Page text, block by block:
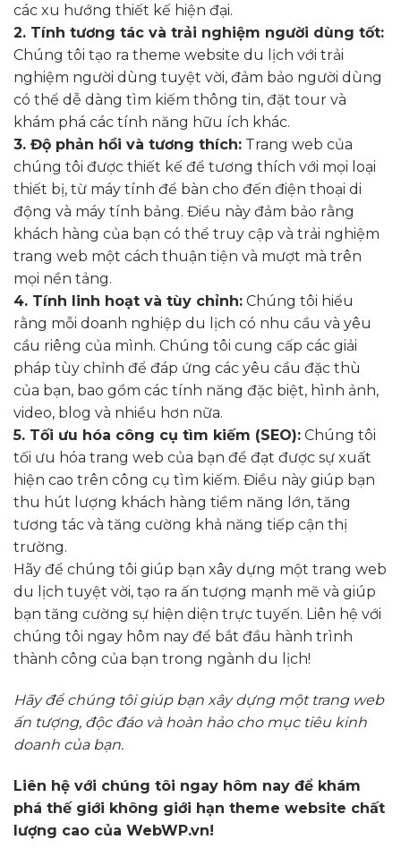
các xu hướng thiết kế hiện đại.
2. Tính tương tác và trải nghiệm người dùng tốt:
Chúng tôi tạo ra theme website du lịch với trải
nghiệm người dùng tuyệt vời, đảm bảo người dùng
có thể dễ dàng tìm kiếm thông tin, đặt tour và
khám phá các tính năng hữu ích khác.
3. Độ phản hồi và tương thích: Trang web của
chúng tôi được thiết kế để tương thích với mọi loại
thiết bị, từ máy tính để bàn cho đến điện thoại di
động và máy tính bảng. Điều này đảm bảo rằng
khách hàng của bạn có thể truy cập và trải nghiệm
trang web một cách thuận tiện và mượt mà trên
mọi nền tảng.
4. Tính linh hoạt và tùy chỉnh: Chúng tôi hiểu
rằng mỗi doanh nghiệp du lịch có nhu cầu và yêu
cầu riêng của mình. Chúng tôi cung cấp các giải
pháp tùy chỉnh để đáp ứng các yêu cầu đặc thù
của bạn, bao gồm các tính năng đặc biệt, hình ảnh,
video, blog và nhiều hơn nữa.
5. Tối ưu hóa công cụ tìm kiếm (SEO): Chúng tôi
tối ưu hóa trang web của bạn để đạt được sự xuất
hiện cao trên công cụ tìm kiếm. Điều này giúp bạn
thu hút lượng khách hàng tiềm năng lớn, tăng
tương tác và tăng cường khả năng tiếp cận thị
trường.
Hãy để chúng tôi giúp bạn xây dựng một trang web
du lịch tuyệt vời, tạo ra ấn tượng mạnh mẽ và giúp
bạn tăng cường sự hiện diện trực tuyến. Liên hệ với
chúng tôi ngay hôm nay để bắt đầu hành trình
thành công của bạn trong ngành du lịch!
Hãy để chúng tôi giúp bạn xây dựng một trang web
ấn tượng, độc đáo và hoàn hảo cho mục tiêu kinh
doanh của bạn.
Liên hệ với chúng tôi ngay hôm nay để khám
phá thế giới không giới hạn theme website chất
lượng cao của WebWP.vn!